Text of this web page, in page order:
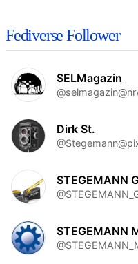
Fediverse Follower
SELMagazin
Dirk St.
STEGEMANN
STEGEMANN